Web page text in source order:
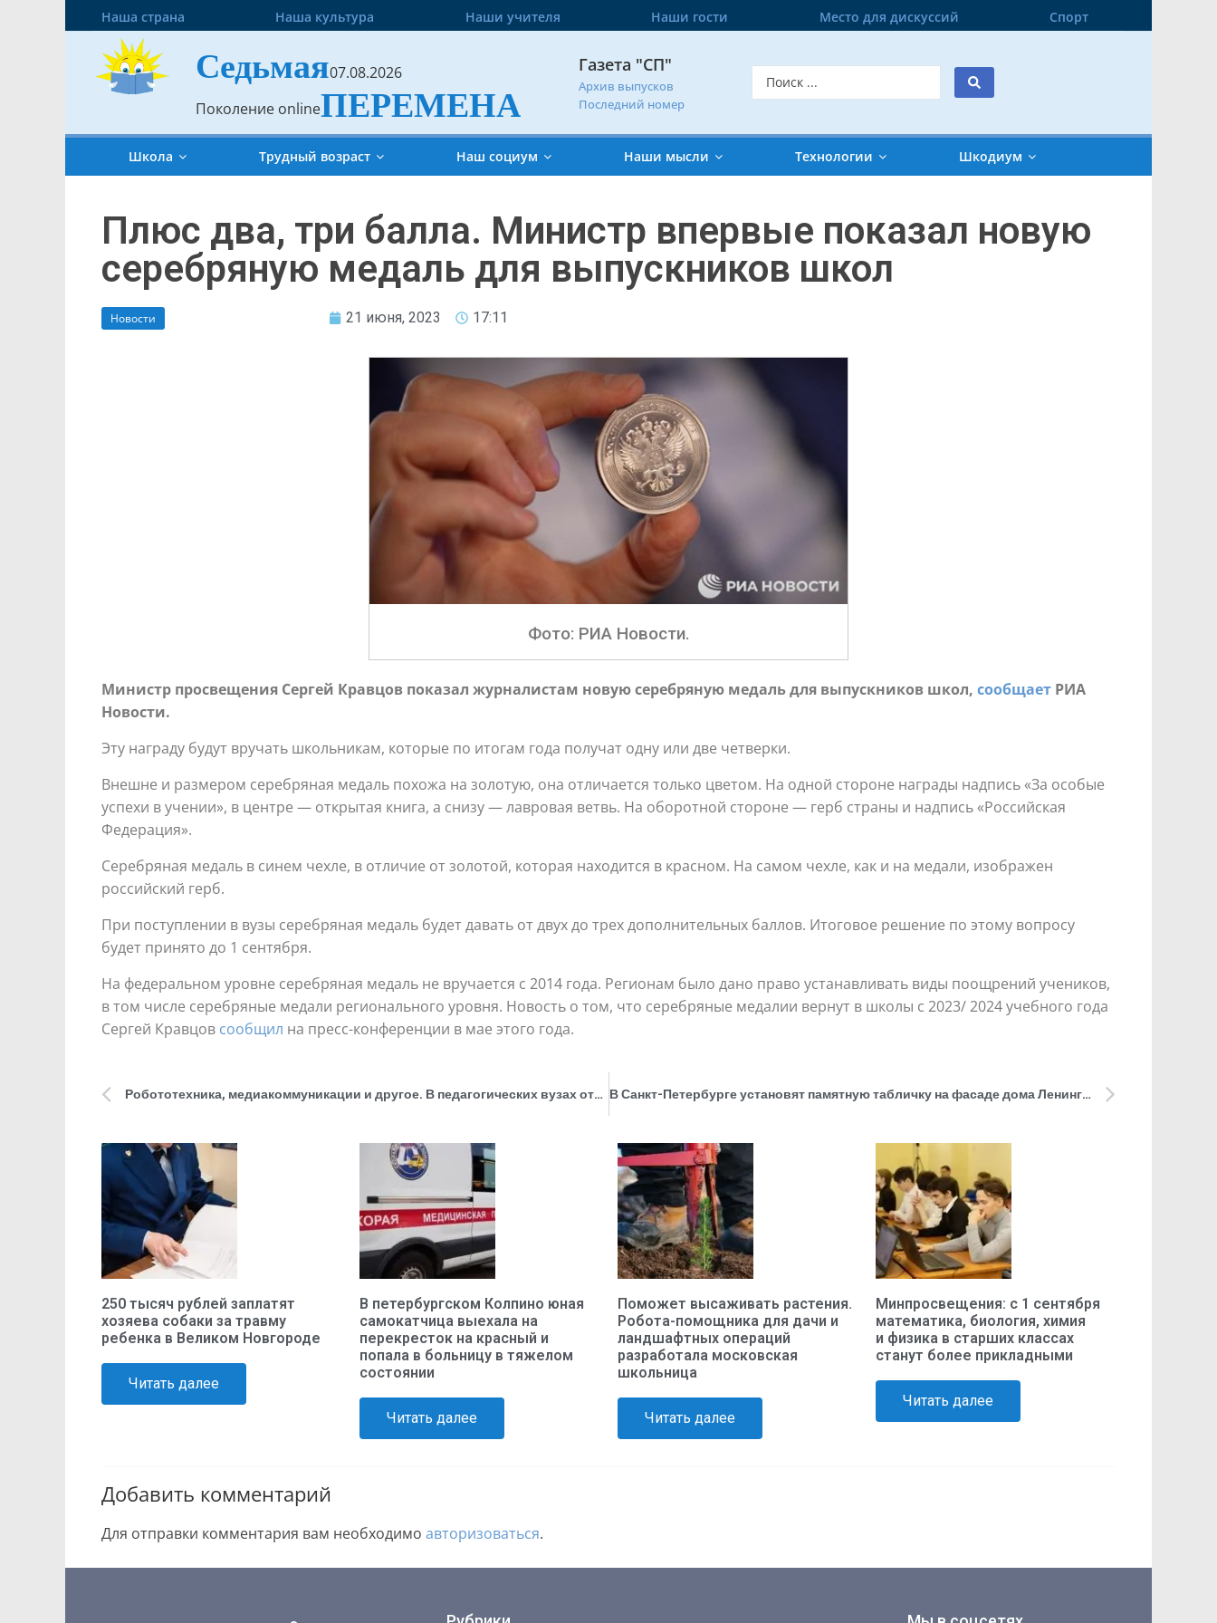
Наша страна Наша культура Наши учителя Наши гости Место для дискуссий Спорт
Седьмая07.08.2026
Поколение onlineПЕРЕМЕНА
Газета "СП"
Архив выпусков
Последний номер
Школа Трудный возраст Наш социум Наши мысли Технологии Шкодиум
Плюс два, три балла. Министр впервые показал новую
серебряную медаль для выпускников школ
Новости 21 июня, 2023 17:11
Фото: РИА Новости.
Министр просвещения Сергей Кравцов показал журналистам новую серебряную медаль для выпускников школ, сообщает РИА
Новости.
Эту награду будут вручать школьникам, которые по итогам года получат одну или две четверки.
Внешне и размером серебряная медаль похожа на золотую, она отличается только цветом. На одной стороне награды надпись «За особые
успехи в учении», в центре — открытая книга, а снизу — лавровая ветвь. На оборотной стороне — герб страны и надпись «Российская
Федерация».
Серебряная медаль в синем чехле, в отличие от золотой, которая находится в красном. На самом чехле, как и на медали, изображен
российский герб.
При поступлении в вузы серебряная медаль будет давать от двух до трех дополнительных баллов. Итоговое решение по этому вопросу
будет принято до 1 сентября.
На федеральном уровне серебряная медаль не вручается с 2014 года. Регионам было дано право устанавливать виды поощрений учеников,
в том числе серебряные медали регионального уровня. Новость о том, что серебряные медалии вернут в школы с 2023/ 2024 учебного года
Сергей Кравцов сообщил на пресс-конференции в мае этого года.
Робототехника, медиакоммуникации и другое. В педагогических вузах открываются новые профили В Санкт-Петербурге установят памятную табличку на фасаде дома Ленинградского рок-клуба
250 тысяч рублей заплатят
хозяева собаки за травму
ребенка в Великом Новгороде
Читать далее
В петербургском Колпино юная
самокатчица выехала на
перекресток на красный и
попала в больницу в тяжелом
состоянии
Читать далее
Поможет высаживать растения.
Робота-помощника для дачи и
ландшафтных операций
разработала московская
школьница
Читать далее
Минпросвещения: с 1 сентября
математика, биология, химия
и физика в старших классах
станут более прикладными
Читать далее
Добавить комментарий
Для отправки комментария вам необходимо авторизоваться.